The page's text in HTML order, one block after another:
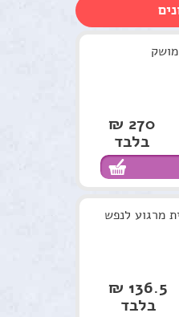
270 ₪
בלבד
מרגוע לנפש
136.5 ₪
בלבד